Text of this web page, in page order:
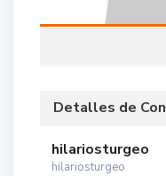
Detalles de
hilariosturgeo
hilariosturgeo